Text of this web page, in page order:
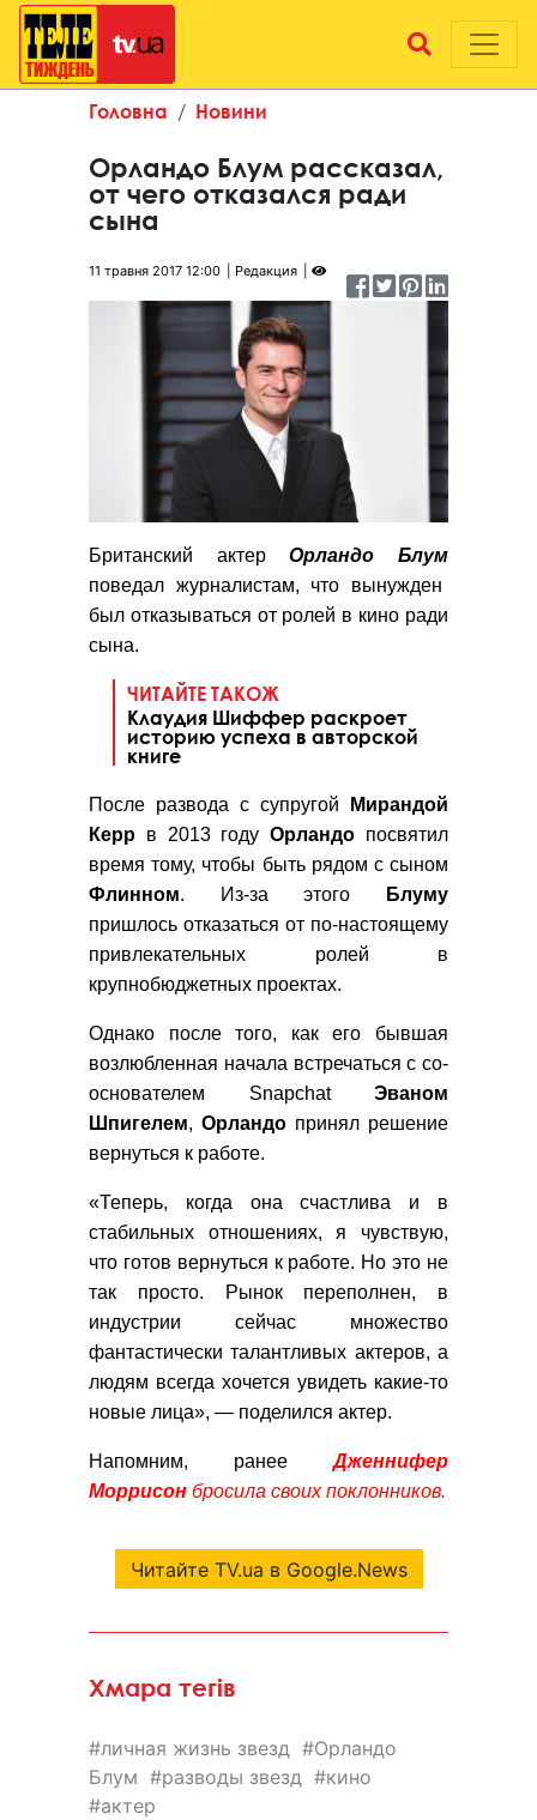
Головна Новини
Орландо Блум рассказал,
от чего отказался ради
сына
11 травня 2017 12:00 Редакция
Британский актерОрландо Блум
поведал журналистам, что вынужден
был отказываться от ролей в кино ради
сына.
ЧИТАЙТЕ ТАКОЖ
Клаудия Шиффер раскроет
историю успеха в авторской
книге
После развода с супругой
Мирандой
Керр в 2013 годуОрландо посвятил
время тому, чтобы быть рядом с сыном
Флинном. Из-за этого
Блуму
пришлось отказаться от по-настоящему
привлекательных ролей в
крупнобюджетных проектах.
Однако после того, как его бывшая
возлюбленная начала встречаться с со-
основателем Snapchat Эваном
Шпигелем, Орландо принял решение
вернуться к работе.
«Теперь, когда она счастлива и в
стабильных отношениях, я чувствую,
что готов вернуться к работе. Но это не
так просто. Рынок переполнен, в
индустрии сейчас множество
фантастически талантливых актеров, а
людям всегда хочется увидеть какие-то
новые лица», — поделился актер.
Напомним, ранееДженнифер
Моррисон бросила своих поклонников.
Читайте TV.ua в Google.News
Хмара тегів
личная жизнь звезд
Орландо
Блум
разводы звезд
кино
актер